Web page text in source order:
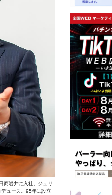
商岩井に入社。ジュリ
ュース。95年に設立